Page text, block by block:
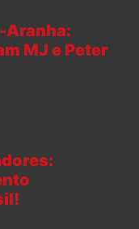
Aranha:
MJ e Peter